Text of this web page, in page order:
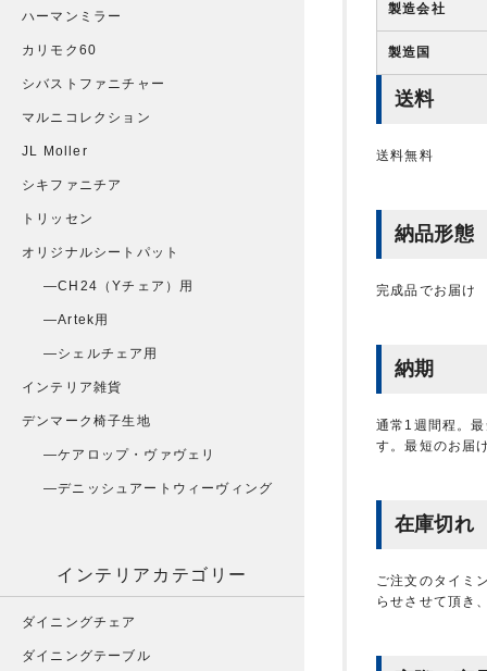
製造会社
製造国
送料
送料無料
納品形態
完成品でお届け
納期
通常1週間程。
す。最短のお届
在庫切れ
ご注文のタイミ
らせさせて頂き
ハーマンミラー
カリモク60
シバストファニチャー
マルニコレクション
JL Moller
シキファニチア
トリッセン
オリジナルシートパット
CH24（Yチェア）用
Artek用
シェルチェア用
インテリア雑貨
デンマーク椅子生地
ケアロップ・ヴァヴェリ
デニッシュアートウィーヴィング
インテリアカテゴリー
ダイニングチェア
ダイニングテーブル